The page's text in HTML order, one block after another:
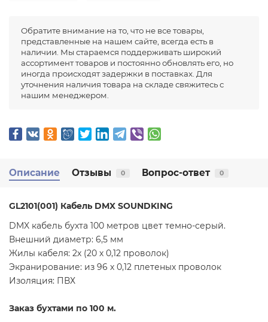
Обратите внимание на то, что не все товары,
представленные на нашем сайте, всегда есть в
наличии. Мы стараемся поддерживать широкий
ассортимент товаров и постоянно обновлять его, но
иногда происходят задержки в поставках. Для
уточнения наличия товара на складе свяжитесь с
нашим менеджером.
Описание Отзывы 0 Вопрос-ответ 0
GL2101(001) Кабель DMX SOUNDKING
DMX кабель бухта 100 метров цвет темно-серый.
Внешний диаметр: 6,5 мм
Жилы кабеля: 2х (20 х 0,12 проволок)
Экранирование: из 96 х 0,12 плетеных проволок
Изоляция: ПВХ
Заказ бухтами по 100 м.